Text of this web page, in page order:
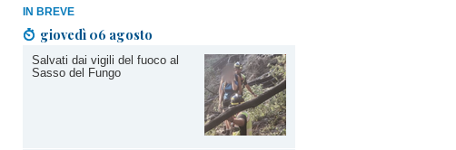
IN BREVE
giovedì 06 agosto
Salvati dai vigili del fuoco al
Sasso del Fungo